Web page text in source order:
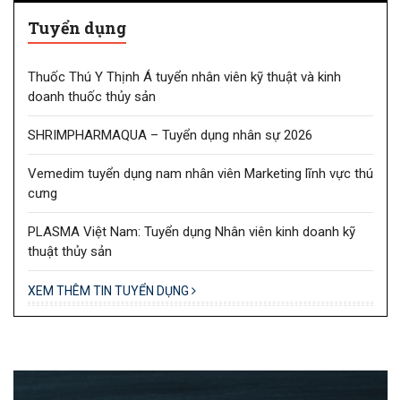
Tuyển dụng
Thuốc Thú Y Thịnh Á tuyển nhân viên kỹ thuật và kinh
doanh thuốc thủy sản
SHRIMPHARMAQUA – Tuyển dụng nhân sự 2026
Vemedim tuyển dụng nam nhân viên Marketing lĩnh vực thú
cưng
PLASMA Việt Nam: Tuyển dụng Nhân viên kinh doanh kỹ
thuật thủy sản
XEM THÊM TIN TUYỂN DỤNG